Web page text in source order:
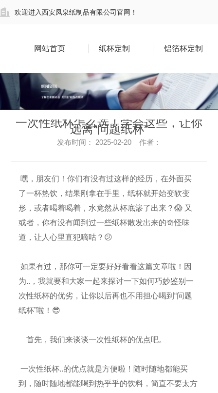
欢迎进入西安凤泉纸制品有限公司官网！
网站首页 纸杯定制 铝箔杯定制
一次性纸杯怎么选！学会这些，让你
远离“问题纸杯”
发布时间： 2025-02-20 作者：
嘿，朋友们！你们有没有过这样的经历，在外面买
了一杯热饮，结果刚拿在手里，纸杯就开始变软变
形，或者喝着喝着，水竟然从杯底渗了出来？😱 又
或者，你有没有闻到过一些纸杯散发出来的奇怪味
道，让人心里直犯嘀咕？😕
如果有过，那你可一定要好好看看这篇文章啦！因
为..，我就要和大家一起来探讨一下如何巧妙鉴别一
次性纸杯的优劣，让你以后再也不用担心喝到“问题
纸杯”啦！😎
首先，我们来谈谈一次性纸杯的优点吧。
一次性纸杯..的优点就是方便啦！随时随地都能买
到，随时随地都能喝到热乎乎的饮料，简直不要太方